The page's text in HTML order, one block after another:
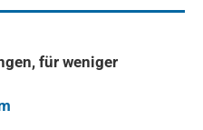
für weniger